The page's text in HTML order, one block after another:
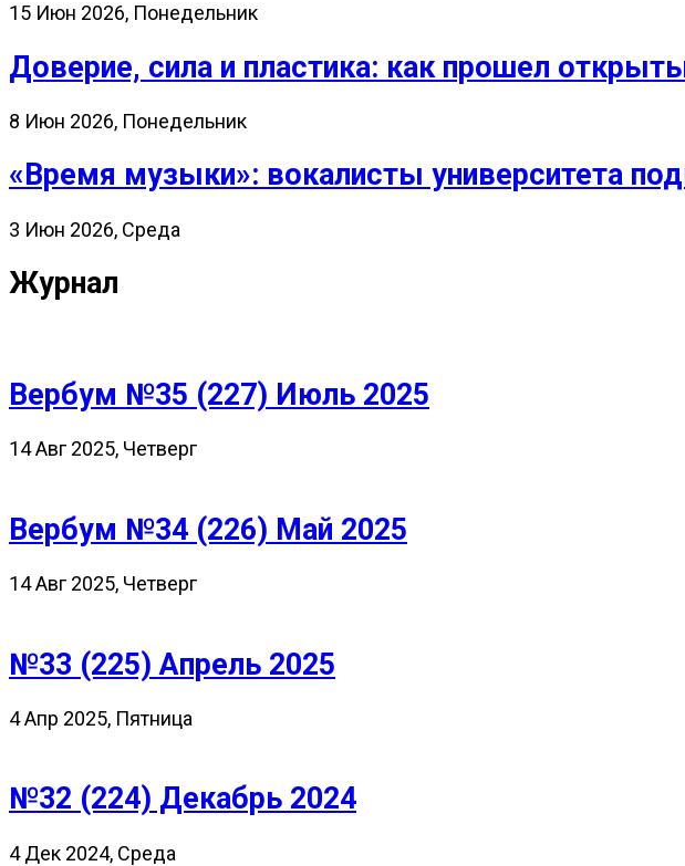
15 Июн 2026, Понедельник
Доверие, сила и пластика: как прошел
8 Июн 2026, Понедельник
«Время музыки»: вокалисты университета
3 Июн 2026, Среда
Журнал
Вербум №35 (227) Июль 2025
14 Авг 2025, Четверг
Вербум №34 (226) Май 2025
14 Авг 2025, Четверг
№33 (225) Апрель 2025
4 Апр 2025, Пятница
№32 (224) Декабрь 2024
4 Дек 2024, Среда